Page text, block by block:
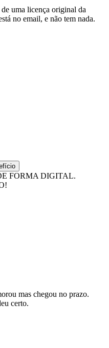
uma licença original da
no email, e não tem nada.
FORMA DIGITAL.
mas chegou no prazo.
certo.